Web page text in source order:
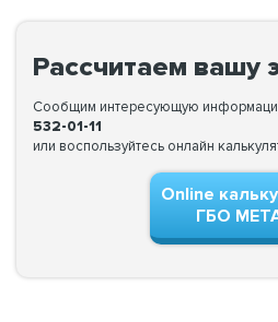
Рассчитаем вашу
Сообщим интересующую
532-01-11
или воспользуйтесь онлайн
Online
ГБО